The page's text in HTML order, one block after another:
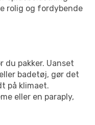
rolig og fordybende
pakker. Uanset
badetøj, gør det
på klimaet.
eller en paraply,